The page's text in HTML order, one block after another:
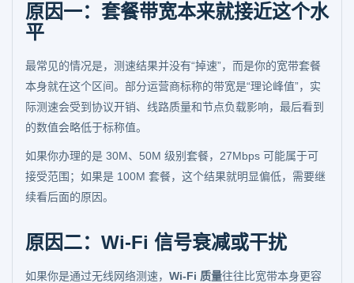
原因一：套餐带宽本来就接近这个水
平
最常见的情况是，测速结果并没有“掉速”，而是你的宽带套餐
本身就在这个区间。部分运营商标称的带宽是“理论峰值”，实
际测速会受到协议开销、线路质量和节点负载影响，最后看到
的数值会略低于标称值。
如果你办理的是 30M、50M 级别套餐，27Mbps 可能属于可
接受范围；如果是 100M 套餐，这个结果就明显偏低，需要继
续看后面的原因。
原因二：Wi-Fi 信号衰减或干扰
如果你是通过无线网络测速， Wi-Fi 质量往往比宽带本身更容